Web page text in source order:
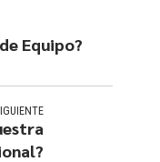
Equipo?